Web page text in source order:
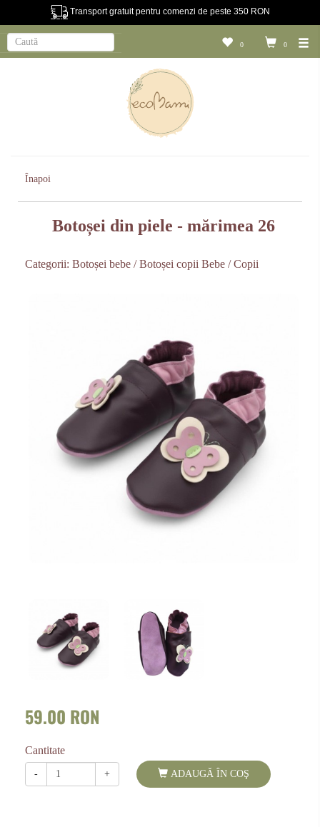
Transport gratuit pentru comenzi de peste 350 RON
0
0
Înapoi
Botoșei din piele - mărimea 26
Categorii: Botoșei bebe / Botoșei copii Bebe / Copii
59.00 RON
Cantitate
- + ADAUGĂ ÎN COŞ